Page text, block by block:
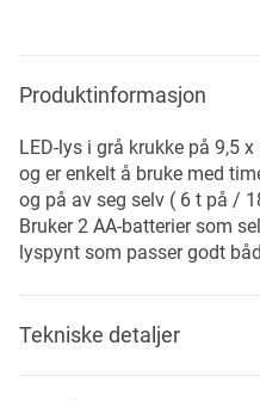
Produktinformasjon
LED-lys i grå krukke på 9,5
og er enkelt å bruke med
og på av seg selv ( 6 t på /
Bruker 2 AA-batterier som
lyspynt som passer godt
Tekniske detaljer